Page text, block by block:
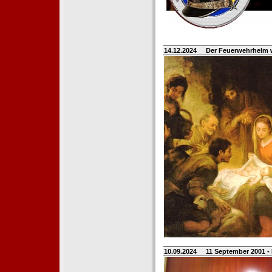
14.12.2024 Der
10.09.2024 11 September 2001